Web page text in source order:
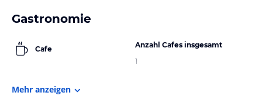
Gastronomie
Cafe
Anzahl Cafes insgesamt
1
Mehr anzeigen